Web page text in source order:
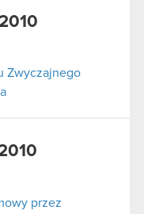
Zwyczajnego
przez